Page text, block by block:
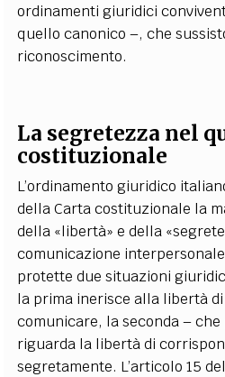
ordinamenti giuridici
quello canonico –, che
riconoscimento.
La segretezza nel
costituzionale
L’ordinamento giuridico
della Carta costituzionale la
della «libertà» e della
comunicazione
protette due situazioni
la prima inerisce alla libertà
comunicare, la seconda –
riguarda la libertà di
segretamente. L’articolo 15